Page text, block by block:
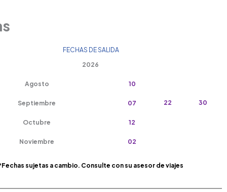
FECHAS DE SALIDA
2026
Agosto 10
Septiembre 07 22 30
Octubre 12
Noviembre 02
sujetas a cambio. Consulte con su asesor de viajes